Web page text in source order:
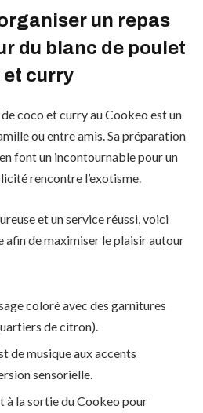
un repas
du blanc de poulet
et curry
coco et curry au Cookeo est un
ou entre amis. Sa préparation
font un incontournable pour un
rencontre l’exotisme.
et un service réussi, voici
afin de maximiser le plaisir autour
coloré avec des garnitures
de citron).
de musique aux accents
sensorielle.
la sortie du Cookeo pour